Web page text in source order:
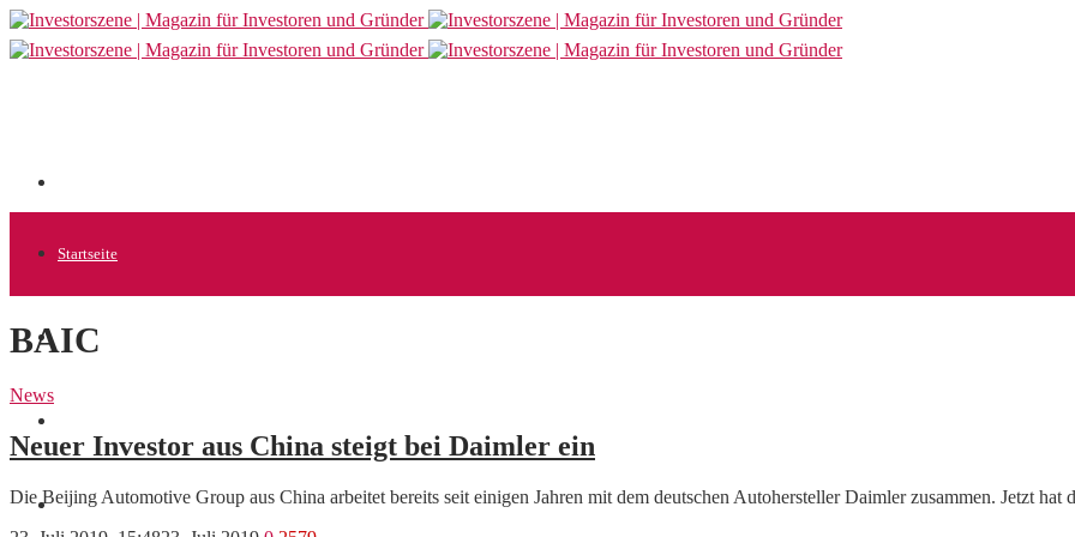
Startseite
Allgemein
News
BAIC
News
Neuer Investor aus China steigt bei Daimler ein
Die Beijing Automotive Group aus China arbeitet bereits seit einigen Jahren mit dem deutschen Autohersteller Daimler zusammen. Jetzt hat